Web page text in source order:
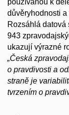
používanou k
důvěryhodnosti
Rozsáhlá datová
943
ukazují výrazné
„Česká
o pravdivosti a
straně je
tvrzením o